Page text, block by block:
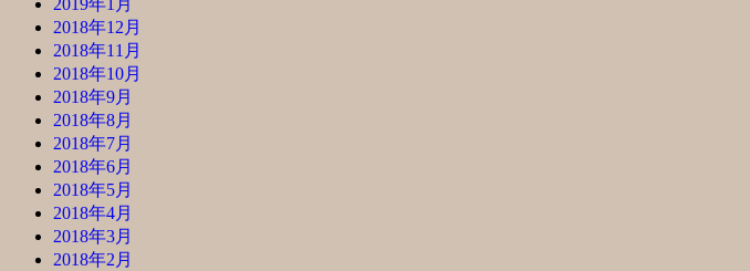
2019年1月
2018年12月
2018年11月
2018年10月
2018年9月
2018年8月
2018年7月
2018年6月
2018年5月
2018年4月
2018年3月
2018年2月